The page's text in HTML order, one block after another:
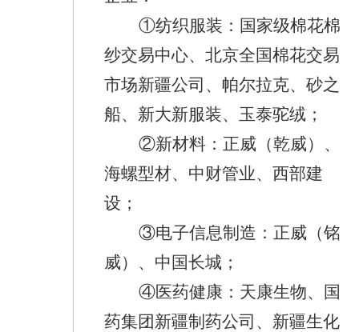
①纺织服装： 国家级棉花棉
纱交易中心、北京全国棉花交易
市场新疆公司、帕尔拉克、砂之
船、新大新服装、玉泰驼绒；
②新材料： 正威（乾威）、
海螺型材、中财管业、西部建
设；
③电子信息制造： 正威（铭
威）、中国长城；
④医药健康： 天康生物、国
药集团新疆制药公司、新疆生化